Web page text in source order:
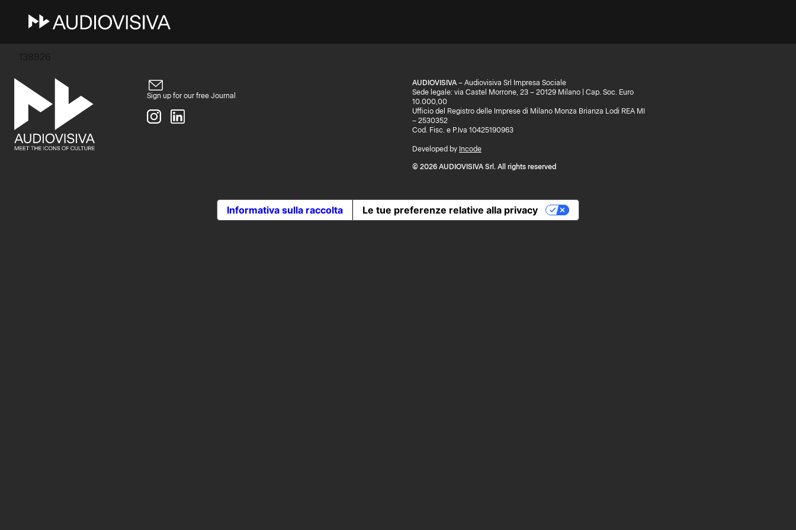
nasty2222hh@gmail.com
Sign up for our free Journal
AUDIOVISIVA – Audiovisiva Srl Impresa Sociale
Sede legale: via Castel Morrone, 23 – 20129 Milano | Cap. Soc. Euro
10.000,00
Ufficio del Registro delle Imprese di Milano Monza Brianza Lodi REA MI
– 2530352
Cod. Fisc. e P.Iva 10425190963
Developed by Incode
© 2026 AUDIOVISIVA Srl. All rights reserved
Informativa sulla raccolta Le tue preferenze relative alla privacy